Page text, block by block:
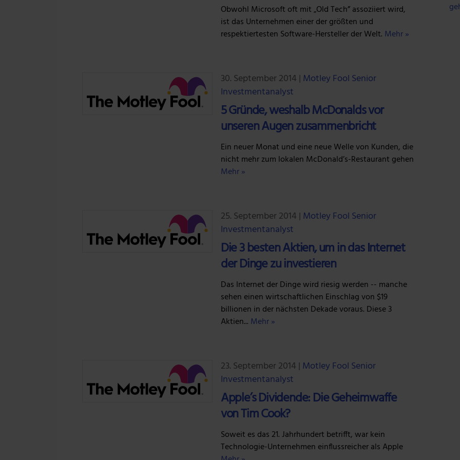
Obwohl Microsoft oft mit „Old Tech” assoziiert wird,
ist das Unternehmen einer der größten und
respektiertesten Software-Hersteller der Welt. Mehr »
30. September 2014 | Motley Fool Senior
Investmentanalyst
5 Gründe, weshalb McDonalds vor
unseren Augen zusammenbricht
Ein neuer Monat und eine neue Welle von Kunden, die
nicht mehr zum lokalen McDonald’s-Restaurant gehen
Mehr »
25. September 2014 | Motley Fool Senior
Investmentanalyst
Die 3 besten Aktien, um in das Internet
der Dinge zu investieren
Das Internet der Dinge wird riesig werden -- manche
sehen einen wirtschaftlichen Einschlag von $19
billionen in der nächsten Dekade voraus. Diese 3
Aktien... Mehr »
23. September 2014 | Motley Fool Senior
Investmentanalyst
Apple’s Dividende: Die Geheimwaffe
von Tim Cook?
Soweit es das 21. Jahrhundert betrifft, war kein
Technologie-Unternehmen einflussreicher als Apple